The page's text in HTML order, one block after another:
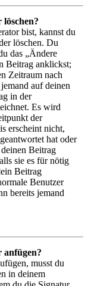
bist, kannst du
löschen. Du
das „Ändere
Beitrag anklickst;
Zeitraum nach
auf deinen
in der
Es wird
der
erscheint nicht,
hat oder
Beitrag
sie es für nötig
Beitrag
Benutzer
bereits jemand
anfügen?
musst du
in deinem